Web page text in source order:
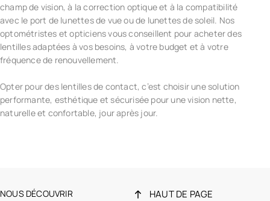
champ de vision, à la correction optique et à la compatibilité
avec le port de lunettes de vue ou de lunettes de soleil. Nos
optométristes et opticiens vous conseillent pour acheter des
lentilles adaptées à vos besoins, à votre budget et à votre
fréquence de renouvellement.
Opter pour des lentilles de contact, c’est choisir une solution
performante, esthétique et sécurisée pour une vision nette,
naturelle et confortable, jour après jour.
NOUS DÉCOUVRIR HAUT DE PAGE